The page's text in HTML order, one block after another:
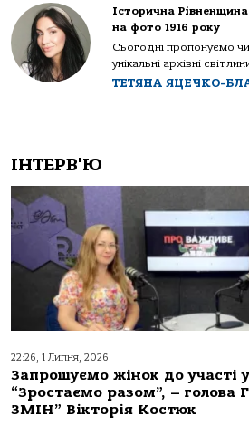
Історична
на фото 1916 року
Сьогодні пропонуємо
унікальні архівні
ТЕТЯНА ЯЦЕЧКО-
ІНТЕРВ'Ю
22:26, 1 Липня, 2026
Запрошуємо жінок до участі
“Зростаємо разом”, – голова
ЗМІН” Вікторія Костюк